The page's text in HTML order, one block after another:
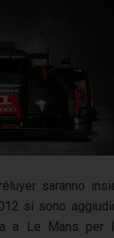
saranno
si sono
a Le Mans per